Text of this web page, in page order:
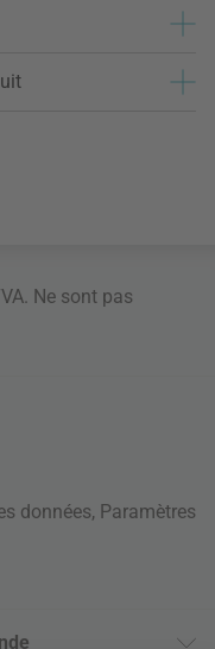
Ne sont pas
données, Paramètres